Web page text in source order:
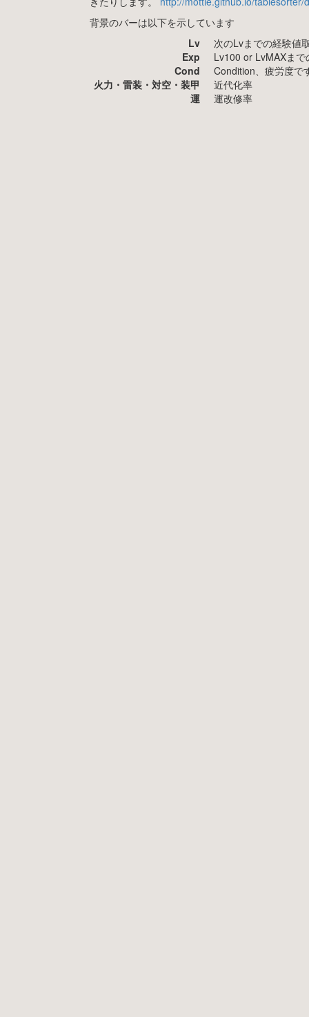
背景のバーは以下を示しています
Lv
次のLvまでの経験値
Exp
Lv100 or LvMAXま
Cond
Condition、疲労度で
火力・雷装・対空・装甲
近代化率
運
運改修率